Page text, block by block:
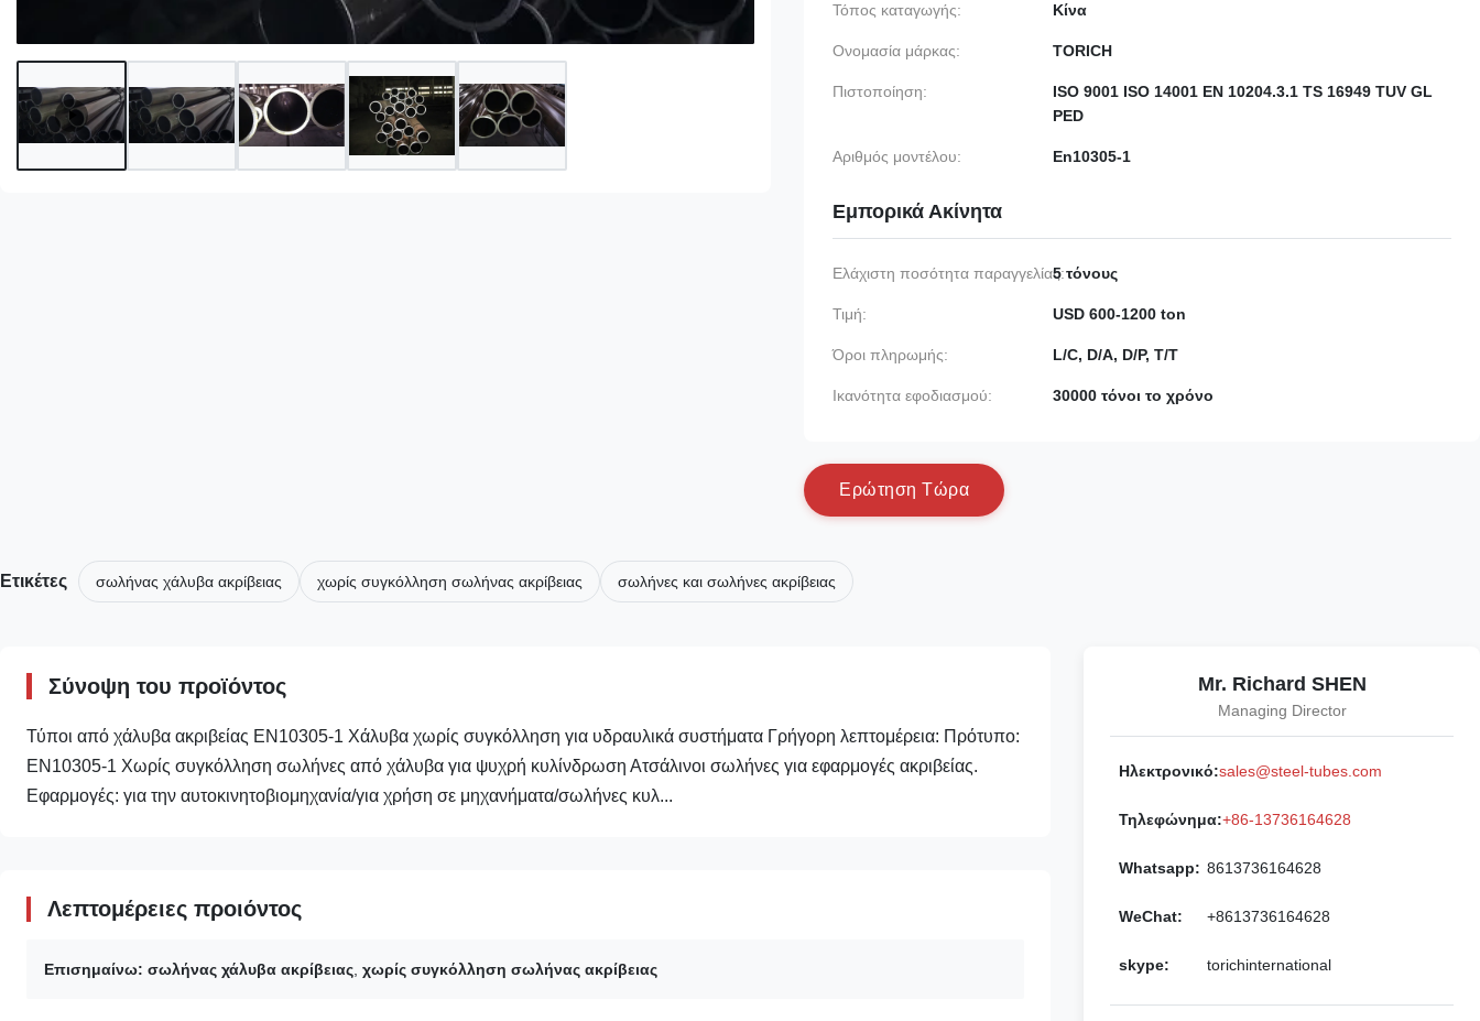
Τόπος καταγωγής: Κίνα
Ονομασία μάρκας: TORICH
Πιστοποίηση:
ISO 9001 ISO 14001 EN 10204.3.1 TS 16949 TUV GL
PED
Αριθμός μοντέλου: En10305-1
Εμπορικά Ακίνητα
Ελάχιστη ποσότητα παραγγελίας:5 τόνους
Τιμή: USD 600-1200 ton
Όροι πληρωμής: L/C, D/A, D/P, T/T
Ικανότητα εφοδιασμού: 30000 τόνοι το χρόνο
Ερώτηση Τώρα
Ετικέτες σωλήνας χάλυβα ακρίβειας χωρίς συγκόλληση σωλήνας ακρίβειας σωλήνες και σωλήνες ακρίβειας
Σύνοψη του προϊόντος
Τύποι από χάλυβα ακριβείας EN10305-1 Χάλυβα χωρίς συγκόλληση για υδραυλικά συστήματα Γρήγορη λεπτομέρεια: Πρότυπο:
EN10305-1 Χωρίς συγκόλληση σωλήνες από χάλυβα για ψυχρή κυλίνδρωση Ατσάλινοι σωλήνες για εφαρμογές ακριβείας.
Εφαρμογές: για την αυτοκινητοβιομηχανία/για χρήση σε μηχανήματα/σωλήνες κυλ...
Λεπτομέρειες προιόντος
Επισημαίνω: σωλήνας χάλυβα ακρίβειας χωρίς συγκόλληση σωλήνας ακρίβειας
Mr. Richard SHEN
Managing Director
Ηλεκτρονικό:sales@steel-tubes.com
Τηλεφώνημα:+86-13736164628
Whatsapp: 8613736164628
WeChat: +8613736164628
skype: torichinternational